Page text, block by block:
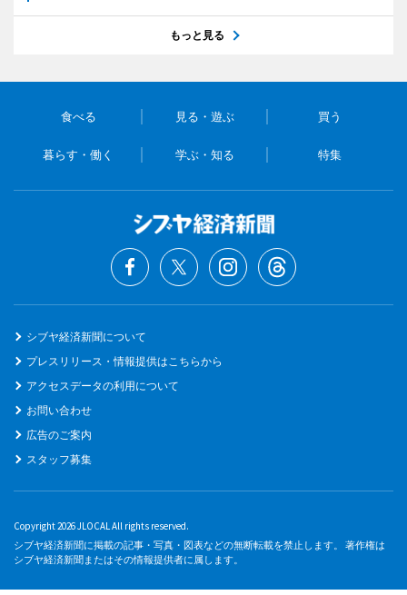
もっと見る
食べる 見る・遊ぶ 買う
暮らす・働く 学ぶ・知る 特集
シブヤ経済新聞について
プレスリリース・情報提供はこちらから
アクセスデータの利用について
お問い合わせ
広告のご案内
スタッフ募集
Copyright 2026 JLOCAL All rights reserved.
シブヤ経済新聞に掲載の記事・写真・図表などの無断転載を禁止します。 著作権は
シブヤ経済新聞またはその情報提供者に属します。